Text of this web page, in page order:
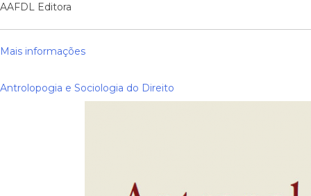
AAFDL Editora
Mais informações
Antrolopogia e Sociologia do Direito